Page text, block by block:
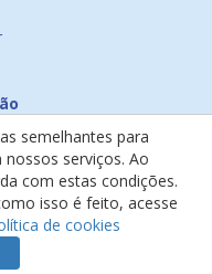
semelhantes para
serviços. Ao
com estas condições.
isso é feito, acesse
de cookies